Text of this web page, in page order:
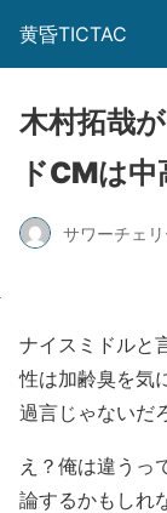
黄昏TICTAC
木村拓哉
ドCMは
サワーチェリ
ナイスミドルと
性は加齢臭を気
過言じゃないだ
え？俺は違うっ
論するかもしれ